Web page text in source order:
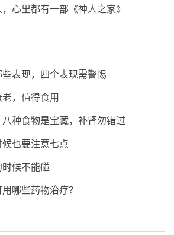
心里都有一部《神人之家》
表现，四个表现需警惕
，值得食用
种食物是宝藏，补肾勿错过
也要注意七点
候不能碰
哪些药物治疗？